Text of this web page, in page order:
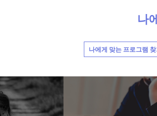
나
나에게 맞는 프로그램
청소년상담